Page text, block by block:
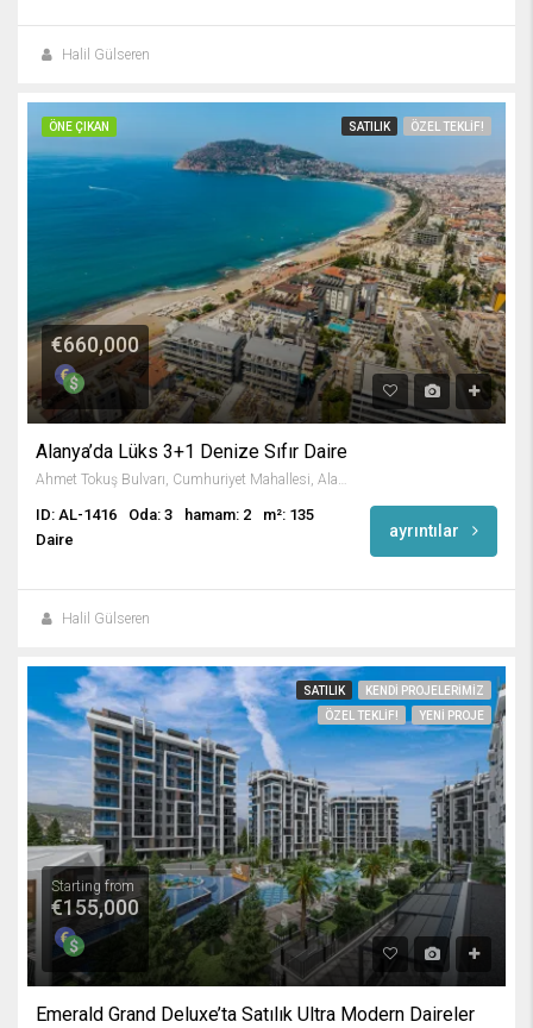
Halil Gülseren
ÖNE ÇIKAN SATILIK ÖZEL TEKLIF!
€660,000
Alanya’da Lüks 3+1 Denize Sıfır Daire
ID: AL-1416 Oda: 3 hamam: 2
m²: 135
Daire
ayrıntılar
Halil Gülseren
SATILIK
KENDI PROJELERIMIZ
ÖZEL TEKLIF!
YENI PROJE
Starting from
€155,000
Emerald Grand Deluxe’ta Satılık Ultra Modern Daireler